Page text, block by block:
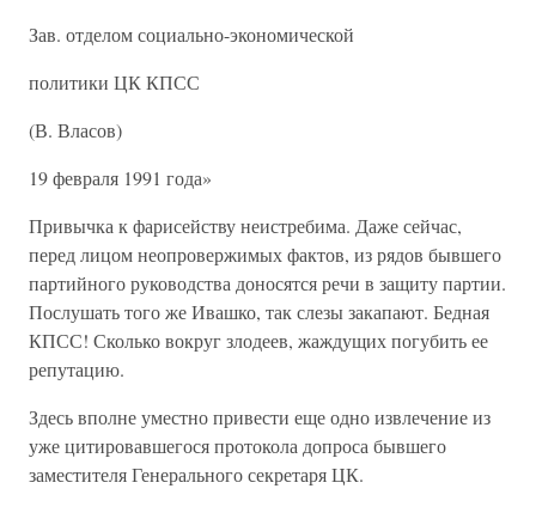
Зав. отделом социально-экономической
политики ЦК КПСС
(В. Власов)
19 февраля 1991 года»
Привычка к фарисейству неистребима. Даже сейчас,
перед лицом неопровержимых фактов, из рядов бывшего
партийного руководства доносятся речи в защиту партии.
Послушать того же Ивашко, так слезы закапают. Бедная
КПСС! Сколько вокруг злодеев, жаждущих погубить ее
репутацию.
Здесь вполне уместно привести еще одно извлечение из
уже цитировавшегося протокола допроса бывшего
заместителя Генерального секретаря ЦК.